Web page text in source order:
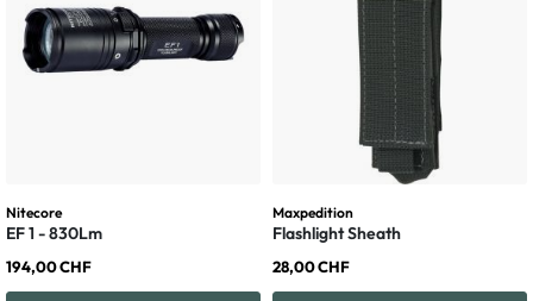
Nitecore
EF 1 - 830Lm
194,00 CHF
Maxpedition
Flashlight Sheath
28,00 CHF